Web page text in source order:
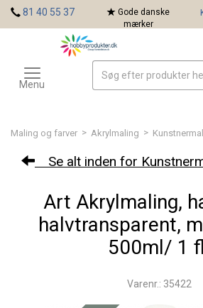
Maling og farver > Akrylmaling >
Se alt inden for
Art Akrylmaling,
halvtransparent,
500ml/ 1
Varenr.: 35422
81 40 55 37
Gode danske
mærker
Toggle
navigation
Menu
Mærker